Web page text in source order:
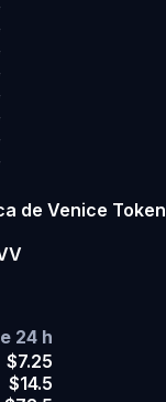
de Venice Token
24 h
$7.25
$14.5